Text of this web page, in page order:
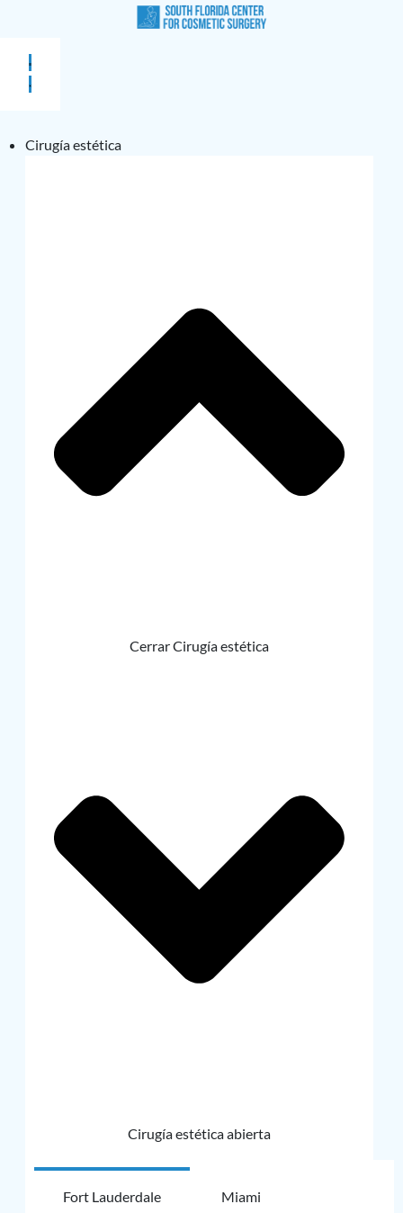
Cirugía estética
Cerrar Cirugía estética
Cirugía estética abierta
Fort Lauderdale Miami